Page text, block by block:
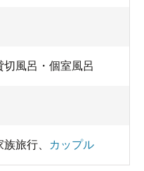
切風呂・個室風呂
族旅行 カップル